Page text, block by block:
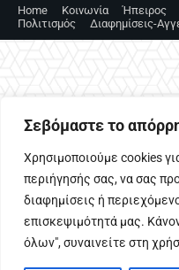
Σεβόμαστε το
Χρησιμοποιούμε cookies
περιήγησής σας, να σας
διαφημίσεις ή
επισκεψιμότητά μας.
όλων", συναινείτε στη
Home
Κοινωνία Ήπειρος
Πολιτισμός
Διαφημίσεις-